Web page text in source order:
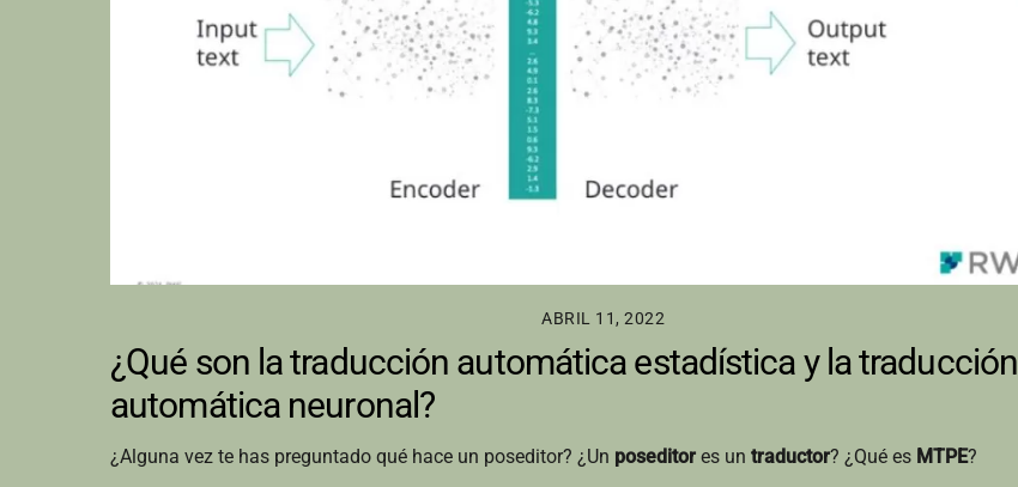
ABRIL 11, 2022
¿Qué son la traducción automática estadística y la traducción
automática neuronal?
¿Alguna vez te has preguntado qué hace un poseditor? ¿Un poseditor es un traductor? ¿Qué es MTPE?